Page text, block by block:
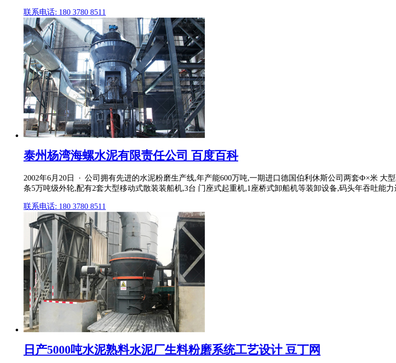
联系电话: 180 3780 8511
泰州杨湾海螺水泥有限责任公司 百度百科
2002年6月20日 · 公司拥有先进的水泥粉磨生产线,年产能600万吨,一期进口德国伯利休斯公司两套Ф×米 大
条5万吨级外轮,配有2套大型移动式散装装船机,3台 门座式起重机,1座桥式卸船机等装卸设备,码头年吞吐能力
联系电话: 180 3780 8511
日产5000吨水泥熟料水泥厂生料粉磨系统工艺设计 豆丁网